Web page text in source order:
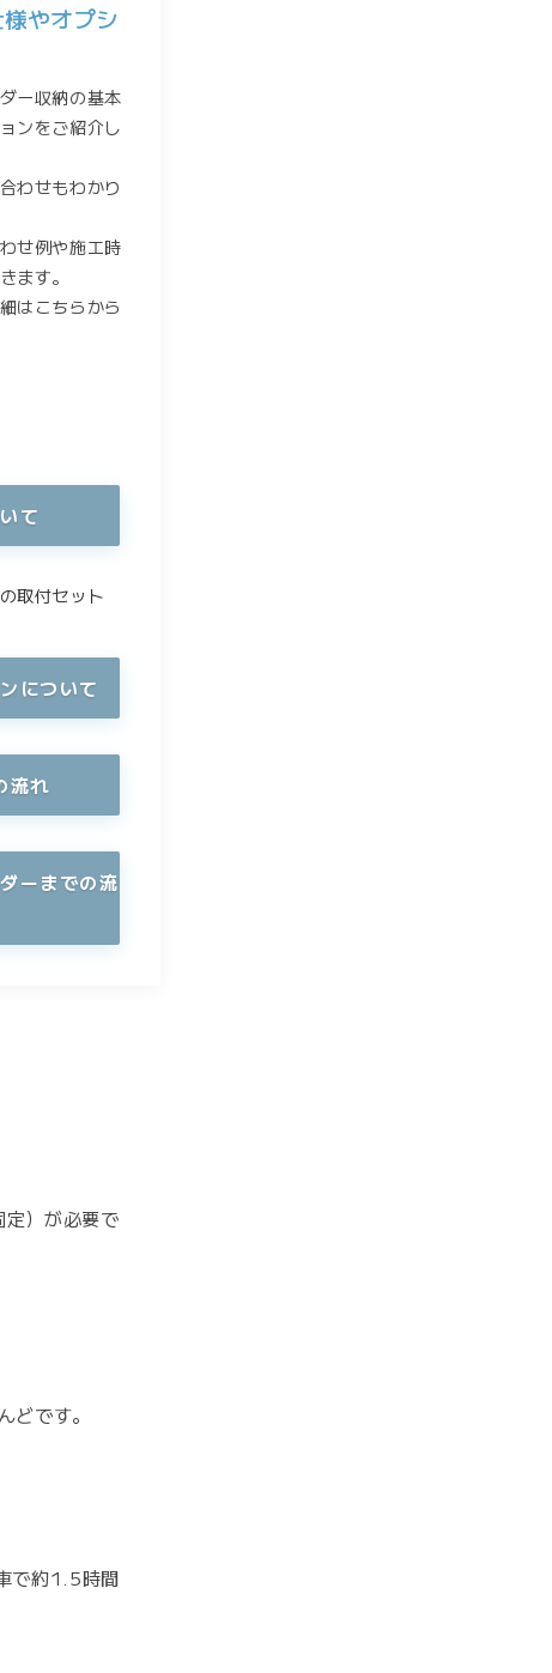
やオプシ
ー収納の基本
ンをご紹介し
わせもわかり
せ例や施工時
ます。
はこちらから
て
取付セット
について
流れ
ーまでの流
）が必要で
です。
で約1.5時間